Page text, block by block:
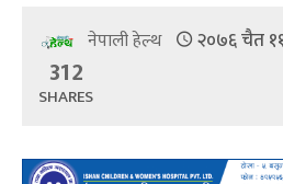
नेपाली हेल्थ २०७६ चैत
312
SHARES